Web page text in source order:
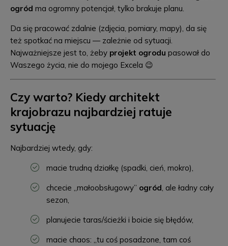
ogród ma ogromny potencjał, tylko brakuje planu.
Da się pracować zdalnie (zdjęcia, pomiary, mapy), da się
też spotkać na miejscu — zależnie od sytuacji.
Najważniejsze jest to, żeby projekt ogrodu pasował do
Waszego życia, nie do mojego Excela 😉
Czy warto? Kiedy architekt
krajobrazu najbardziej ratuje
sytuację
Najbardziej wtedy, gdy:
macie trudną działkę (spadki, cień, mokro),
chcecie „małoobsługowy” ogród , ale ładny cały
sezon,
planujecie taras/ścieżki i boicie się błędów,
macie chaos: „tu coś posadzone, tam coś